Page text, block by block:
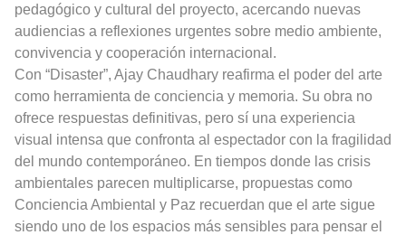
pedagógico y cultural del proyecto, acercando nuevas
audiencias a reflexiones urgentes sobre medio ambiente,
convivencia y cooperación internacional.
Con “Disaster”, Ajay Chaudhary reafirma el poder del arte
como herramienta de conciencia y memoria. Su obra no
ofrece respuestas definitivas, pero sí una experiencia
visual intensa que confronta al espectador con la fragilidad
del mundo contemporáneo. En tiempos donde las crisis
ambientales parecen multiplicarse, propuestas como
Conciencia Ambiental y Paz recuerdan que el arte sigue
siendo uno de los espacios más sensibles para pensar el